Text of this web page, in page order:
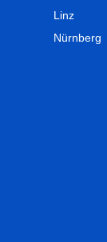
Linz
Nürnberg